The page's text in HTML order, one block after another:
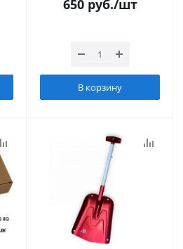
650руб./шт
В корзину